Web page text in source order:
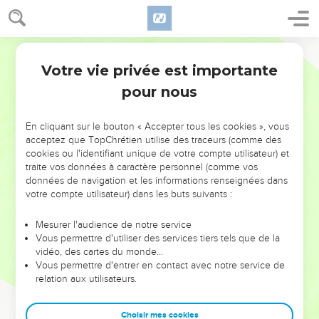
NE MANQUEZ PAS L’ÉVÉNEMENT
DE L’ANNÉE !
ET SI LEURS ERREURS POUVAIENT VOUS ÉVITER LES
VOTRES ?
leur foi ou leur vision. Mais on voit moins les doutes, les erreurs
et les saisons difficiles qu'ils ont traversés, alors même que ce
sont elles qui les ont façonnés.
Dans cette conférence, leaders, entrepreneurs, et responsables
clés pour avancer avec plus de sagesse afin que leurs erreurs
Votre vie privée est importante
pour nous
En cliquant sur le bouton « Accepter tous les cookies », vous
acceptez que TopChrétien utilise des traceurs (comme des
cookies ou l'identifiant unique de votre compte utilisateur) et
traite vos données à caractère personnel (comme vos
données de navigation et les informations renseignées dans
votre compte utilisateur) dans les buts suivants :
Mesurer l'audience de notre service
Vous permettre d'utiliser des services tiers tels que de la
vidéo, des cartes du monde…
Vous permettre d'entrer en contact avec notre service de
relation aux utilisateurs.
Choisir mes cookies